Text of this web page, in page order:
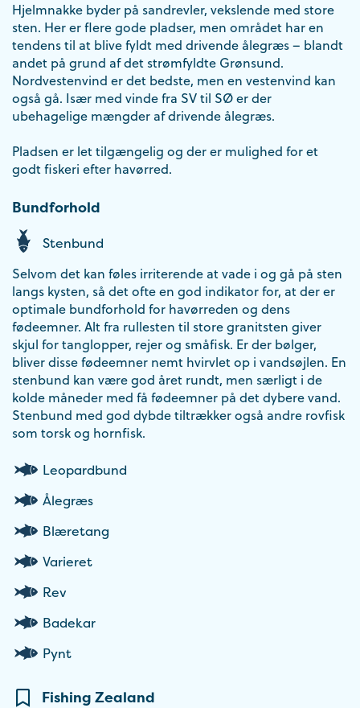
Hjelmnakke byder på sandrevler, vekslende med store
sten. Her er flere gode pladser, men området har en
tendens til at blive fyldt med drivende ålegræs – blandt
andet på grund af det strømfyldte Grønsund.
Nordvestenvind er det bedste, men en vestenvind kan
også gå. Især med vinde fra SV til SØ er der
ubehagelige mængder af drivende ålegræs.
Pladsen er let tilgængelig og der er mulighed for et
godt fiskeri efter havørred.
Bundforhold
Stenbund
Selvom det kan føles irriterende at vade i og gå på sten
langs kysten, så det ofte en god indikator for, at der er
optimale bundforhold for havørreden og dens
fødeemner. Alt fra rullesten til store granitsten giver
skjul for tanglopper, rejer og småfisk. Er der bølger,
bliver disse fødeemner nemt hvirvlet op i vandsøjlen. En
stenbund kan være god året rundt, men særligt i de
kolde måneder med få fødeemner på det dybere vand.
Stenbund med god dybde tiltrækker også andre rovfisk
som torsk og hornfisk.
Leopardbund
Ålegræs
Blæretang
Varieret
Rev
Badekar
Pynt
Fishing Zealand